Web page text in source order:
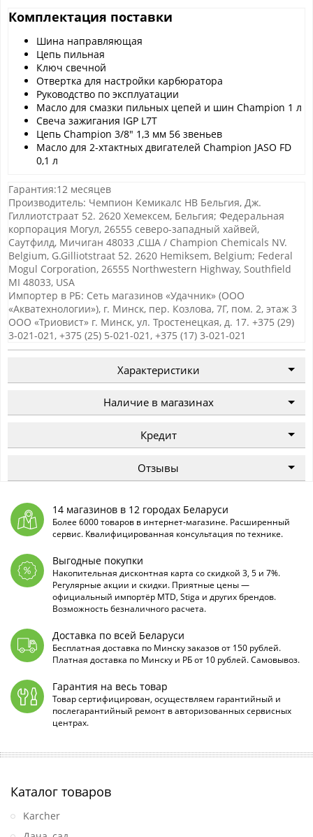
Комплектация поставки
Шина направляющая
Цепь пильная
Ключ свечной
Отвертка для настройки карбюратора
Руководство по эксплуатации
Масло для смазки пильных цепей и шин Champion 1 л
Свеча зажигания IGP L7T
Цепь Champion 3/8" 1,3 мм 56 звеньев
Масло для 2-хтактных двигателей Champion JASO FD
0,1 л
Гарантия:12 месяцев
Производитель: Чемпион Кемикалс НВ Бельгия, Дж.
Гиллиотстраат 52. 2620 Хемексем, Бельгия; Федеральная
корпорация Могул, 26555 северо-западный хайвей,
Саутфилд, Мичиган 48033 ,США / Champion Chemicals NV.
Belgium, G.Gilliotstraat 52. 2620 Hemiksem, Belgium; Federal
Mogul Corporation, 26555 Northwestern Highway, Southfield
MI 48033, USA
Импортер в РБ: Сеть магазинов «Удачник» (ООО
«Акватехнологии»), г. Минск, пер. Козлова, 7Г, пом. 2, этаж 3
ООО «Триовист» г. Минск, ул. Тростенецкая, д. 17. +375 (29)
3-021-021, +375 (25) 5-021-021, +375 (17) 3-021-021
Характеристики
Наличие в магазинах
Кредит
Отзывы
14 магазинов в 12 городах Беларуси
Более 6000 товаров в интернет-магазине. Расширенный
сервис. Квалифицированная консультация по технике.
Выгодные покупки
Накопительная дисконтная карта со скидкой 3, 5 и 7%.
Регулярные акции и скидки. Приятные цены —
официальный импортёр MTD, Stiga и других брендов.
Возможность безналичного расчета.
Доставка по всей Беларуси
Бесплатная доставка по Минску заказов от 150 рублей.
Платная доставка по Минску и РБ от 10 рублей. Самовывоз.
Гарантия на весь товар
Товар сертифицирован, осуществляем гарантийный и
послегарантийный ремонт в авторизованных сервисных
центрах.
Каталог товаров
Karcher